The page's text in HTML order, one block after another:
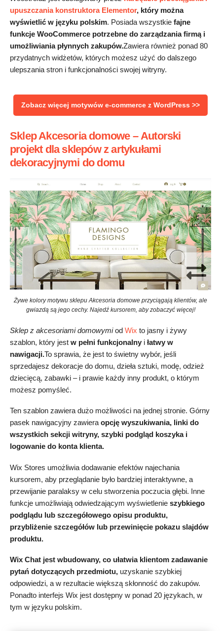
upuszczania konstruktora Elementor, który można
wyświetlić w języku polskim. Posiada wszystkie fajne
funkcje WooCommerce potrzebne do zarządzania firmą i
umożliwiania płynnych zakupów.Zawiera również ponad 80
przydatnych widżetów, których możesz użyć do dalszego
ulepszania stron i funkcjonalności swojej witryny.
Zobacz więcej motywów e-commerce z WordPress >>
Sklep Akcesoria domowe –Autorski
projekt dla sklepów z artykułami
dekoracyjnymi do domu
Żywe kolory motywu sklepu Akcesoria domowe przyciągają klientów, ale
gwiazdą są jego cechy. Najedź kursorem, aby zobaczyć więcej!
Sklep z akcesoriami domowymiod Wix to jasny i żywy
szablon, który jest w pełni funkcjonalny i łatwy w
nawigacji.To sprawia, że jest to świetny wybór, jeśli
sprzedajesz dekoracje do domu, dzieła sztuki, modę, odzież
dziecięcą, zabawki – i prawie każdy inny produkt, o którym
możesz pomyśleć.
Ten szablon zawiera dużo możliwości na jednej stronie. Górny
pasek nawigacyjny zawiera opcję wyszukiwania, linki do
wszystkich sekcji witryny, szybki podgląd koszyka i
logowanie do konta klienta.
Wix Stores umożliwia dodawanie efektów najechania
kursorem, aby przeglądanie było bardziej interaktywne, a
przewijanie paralaksy w celu stworzenia poczucia głębi. Inne
funkcje umożliwiają odwiedzającym wyświetlenie szybkiego
podglądu lub szczegółowego opisu produktu,
przybliżenie szczegółów lub przewinięcie pokazu slajdów
produktu.
Wix Chat jest wbudowany, co ułatwia klientom zadawanie
pytań dotyczących przedmiotu, uzyskanie szybkiej
odpowiedzi, a w rezultacie większą skłonność do zakupów.
Ponadto interfejs Wix jest dostępny w ponad 20 językach, w
tym w języku polskim.